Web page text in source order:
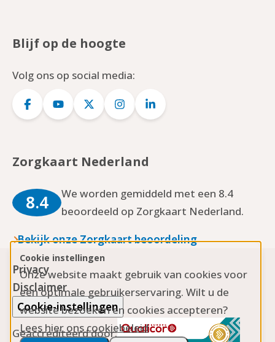
Cookie instellingen
Onze website maakt gebruik van cookies voor
een optimale gebruikerservaring. Wilt u de
website bezoeken en cookies accepteren?
Lees hier ons cookiebeleid
Blijf op de hoogte
Volg ons op social media:
Logo
Logo
Logo
Logo
Logo
Zorgkaart Nederland
8.4
We worden gemiddeld met een 8.4
beoordeeld op Zorgkaart Nederland.
Bekijk onze Zorgkaart beoordeling
Privacy
Disclaimer
Cookie-instellingen
Geaccrediteerd door: